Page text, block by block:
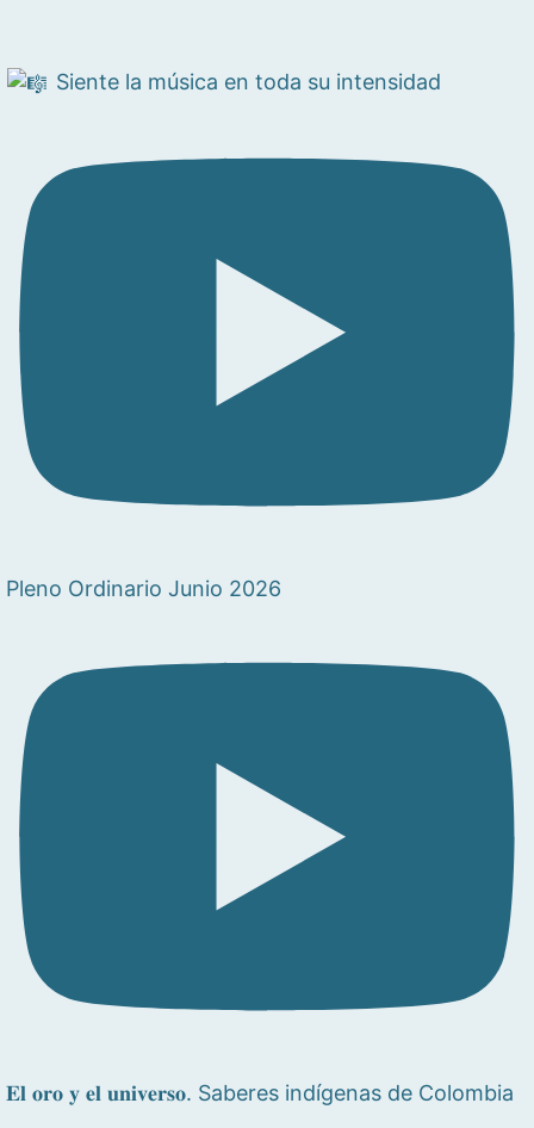
Siente la música en toda su intensidad
Pleno Ordinario Junio 2026
𝐄𝐥 𝐨𝐫𝐨 𝐲 𝐞𝐥 𝐮𝐧𝐢𝐯𝐞𝐫𝐬𝐨. Saberes indígenas de Colombia